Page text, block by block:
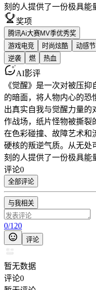
刻的人提供了一份极具能
奖项
腾讯Ai大赛MV季优秀奖
游戏电竞
时尚炫酷 动感
逆袭
燃 热血
AI影评
《觉醒》是一次对被压
的暗面，将人物内心的恐
出真实自我与觉醒力量的
作战场，纸片怪物被撕裂
在色彩碰撞、故障艺术和
硬核的叛逆气质。从无处
刻的人提供了一份极具能
评论0
全部评论
与我相关
0/120
评论
暂无数据
评论0